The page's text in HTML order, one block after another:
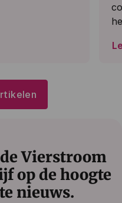
Vierstroom
op de hoogte
nieuws.